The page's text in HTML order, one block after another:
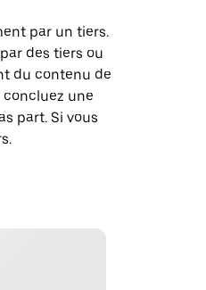
par un tiers.
des tiers ou
du contenu de
concluez une
part. Si vous